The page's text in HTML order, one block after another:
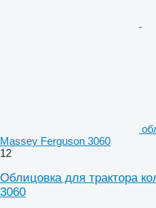
Massey Ferguson 3060
12
Облицовка для трактора
3060